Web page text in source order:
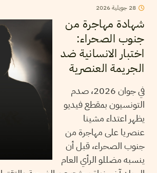
28 جويلية2026
شهادة مهاجرة من
جنوب الصحراء:
اختبار الانسانية ضد
الجريمة العنصرية
في جوان 2026، صدم
التونسيون بمقطع فيديو
يظهر اعتداء مشينا
عنصريا على مهاجرة من
جنوب الصحراء، قبل أن
ينسبه مضللو الرأي العام